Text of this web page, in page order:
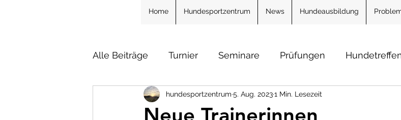
Home Hundesportzentrum News Hundeausbildung
Alle Beiträge Turnier Seminare Prüfungen
Vereinsleben
Neue Trainerinnen
hundesportzentrum 5. Aug. 20231 Min. Lesezeit